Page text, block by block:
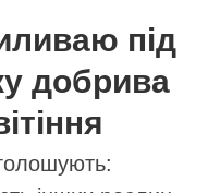
під
добрива